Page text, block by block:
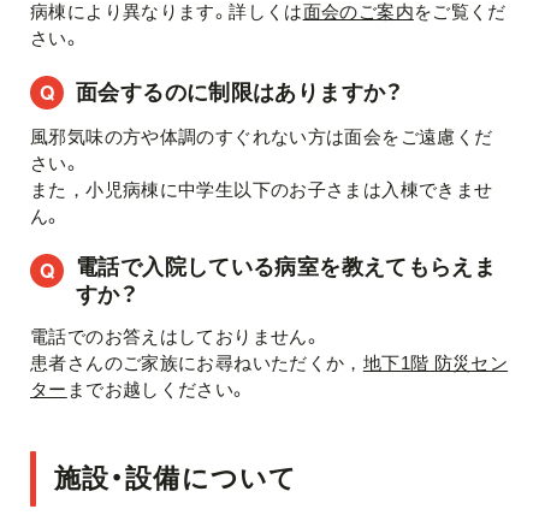
病棟により異なります。詳しくは面会のご案内をご覧くだ
さい。
面会するのに制限はありますか？
風邪気味の方や体調のすぐれない方は面会をご遠慮くだ
さい。
また，小児病棟に中学生以下のお子さまは入棟できませ
ん。
電話で入院している病室を教えてもらえま
すか？
電話でのお答えはしておりません。
患者さんのご家族にお尋ねいただくか， 地下1階 防災セン
ター までお越しください。
施設・設備について